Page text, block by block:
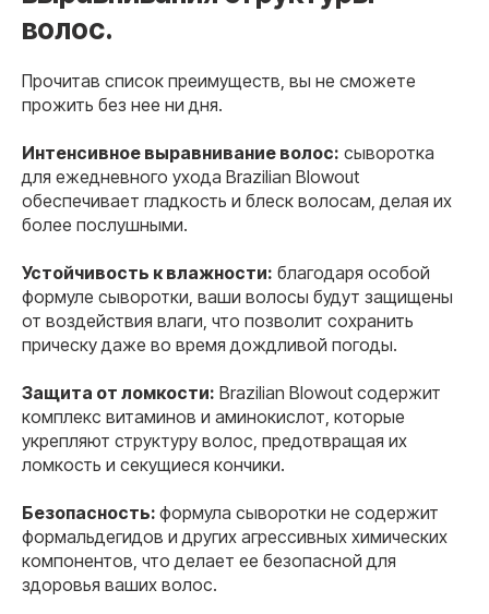
волос.
Прочитав список преимуществ, вы не сможете
прожить без нее ни дня.
Интенсивное выравнивание волос: сыворотка
для ежедневного ухода Brazilian Blowout
обеспечивает гладкость и блеск волосам, делая их
более послушными.
Устойчивость к влажности: благодаря особой
формуле сыворотки, ваши волосы будут защищены
от воздействия влаги, что позволит сохранить
прическу даже во время дождливой погоды.
Защита от ломкости: Brazilian Blowout содержит
комплекс витаминов и аминокислот, которые
укрепляют структуру волос, предотвращая их
ломкость и секущиеся кончики.
Безопасность: формула сыворотки не содержит
формальдегидов и других агрессивных химических
компонентов, что делает ее безопасной для
здоровья ваших волос.